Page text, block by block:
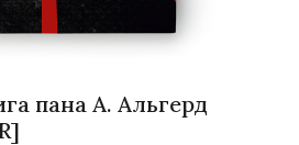
увеличить
пана А. Альгерд